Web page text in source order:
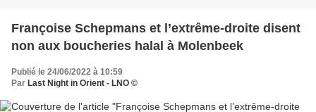
Françoise Schepmans et l’extrême-droite disent
non aux boucheries halal à Molenbeek
Publié le 24/06/2022 à 10:59
Par Last Night in Orient - LNO ©